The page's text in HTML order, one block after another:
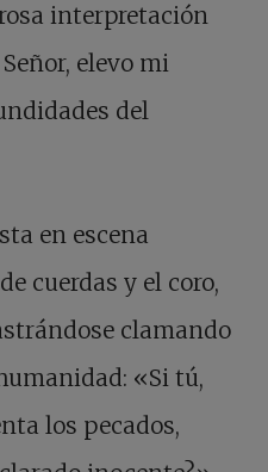
interpretación
elevo mi
del
en escena
cuerdas y el coro,
clamando
«Si tú,
los pecados,